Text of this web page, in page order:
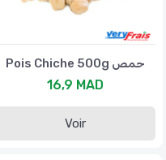
Pois Chiche 500g حمص
16,9 MAD
Voir